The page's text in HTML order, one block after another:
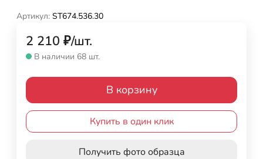
Артикул: ST674.536.30
2 210 ₽/шт.
В наличии 68 шт.
В корзину
Купить в один клик
Получить фото образца